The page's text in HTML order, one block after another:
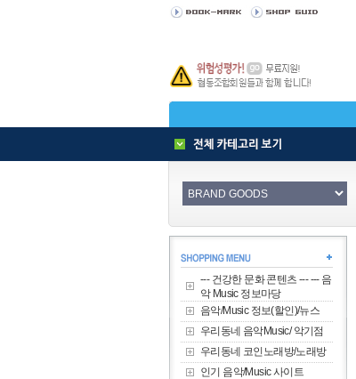
--- 건강한 문화 콘텐츠 --- --- 음
악 Music 정보마당
음악/Music 정보(할인)/뉴스
우리동네 음악Music/ 악기점
우리동네 코인노래방/노래방
인기 음악/Music 사이트